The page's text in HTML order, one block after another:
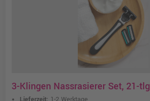
3-Klingen Nassrasierer Set, 21-tlg